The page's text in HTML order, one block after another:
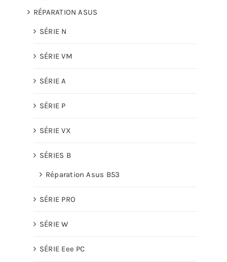
RÉPARATION ASUS
SÉRIE N
SÉRIE VM
SÉRIE A
SÉRIE P
SÉRIE VX
SÉRIES B
Réparation Asus B53
SÉRIE PRO
SÉRIE W
SÉRIE Eee PC